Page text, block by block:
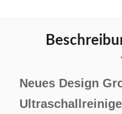
Neues Design